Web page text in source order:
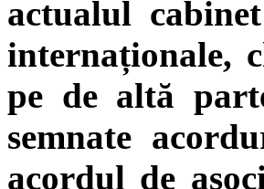
actualul
internaționale,
pe de altă
semnate
acordul de